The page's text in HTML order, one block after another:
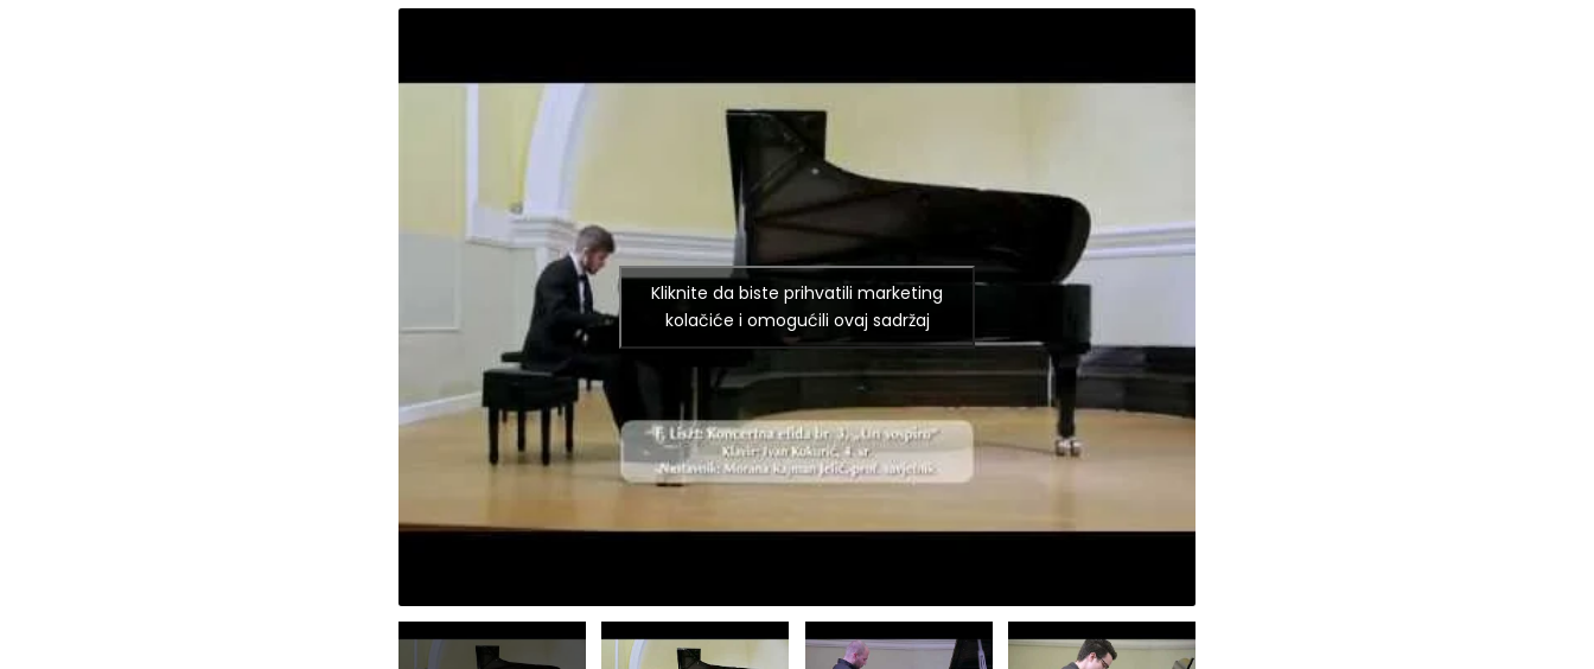
Kliknite da biste prihvatili marketing
kolačiće i omogućili ovaj sadržaj